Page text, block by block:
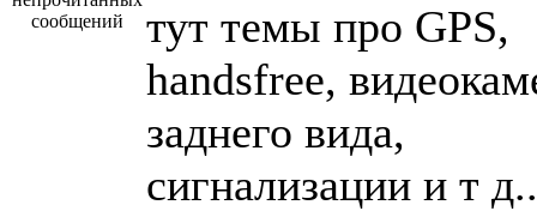
тут темы про GPS,
handsfree,
заднего вида,
сигнализации и т